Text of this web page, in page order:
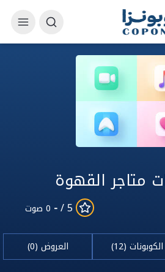
القهوة
5 /
- 0 صوت
الكوبونات (12) العروض (0)